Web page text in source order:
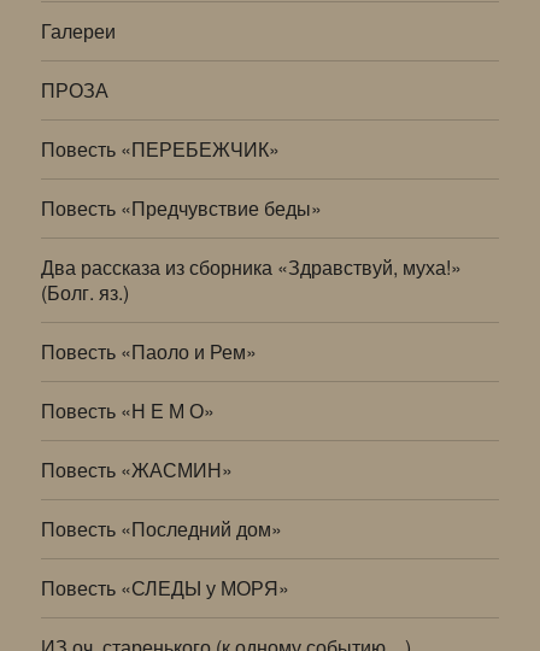
Галереи
ПРОЗА
Повесть «ПЕРЕБЕЖЧИК»
Повесть «Предчувствие беды»
Два рассказа из сборника «Здравствуй, муха!»
(Болг. яз.)
Повесть «Паоло и Рем»
Повесть «Н Е М О»
Повесть «ЖАСМИН»
Повесть «Последний дом»
Повесть «СЛЕДЫ у МОРЯ»